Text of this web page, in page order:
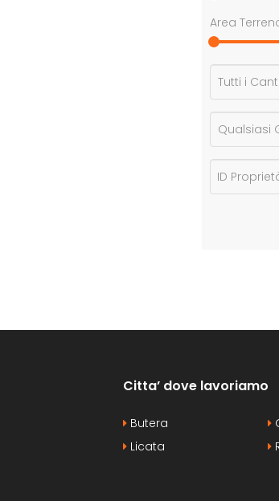
Area Terreno
Citta’ dove lavoriamo
Butera
Licata